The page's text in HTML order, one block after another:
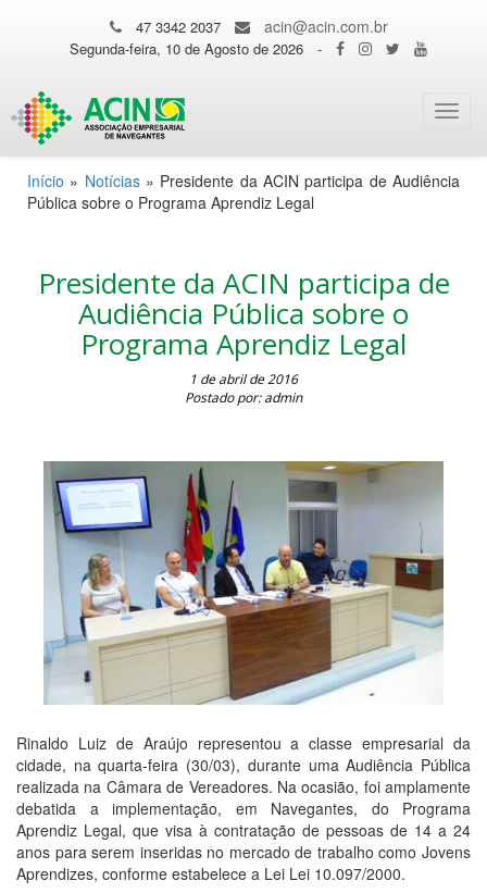
47 3342 2037 acin@acin.com.br
Segunda-feira, 10 de Agosto de 2026 -
Início » Notícias» Presidente da ACIN participa de Audiência
Pública sobre o Programa Aprendiz Legal
Presidente da ACIN participa de
Audiência Pública sobre o
Programa Aprendiz Legal
1 de abril de 2016
Postado por: admin
Rinaldo Luiz de Araújo representou a classe empresarial da
cidade, na quarta-feira (30/03), durante uma Audiência Pública
realizada na Câmara de Vereadores. Na ocasião, foi amplamente
debatida a implementação, em Navegantes, do Programa
Aprendiz Legal, que visa à contratação de pessoas de 14 a 24
anos para serem inseridas no mercado de trabalho como Jovens
Aprendizes, conforme estabelece a Lei Lei 10.097/2000.